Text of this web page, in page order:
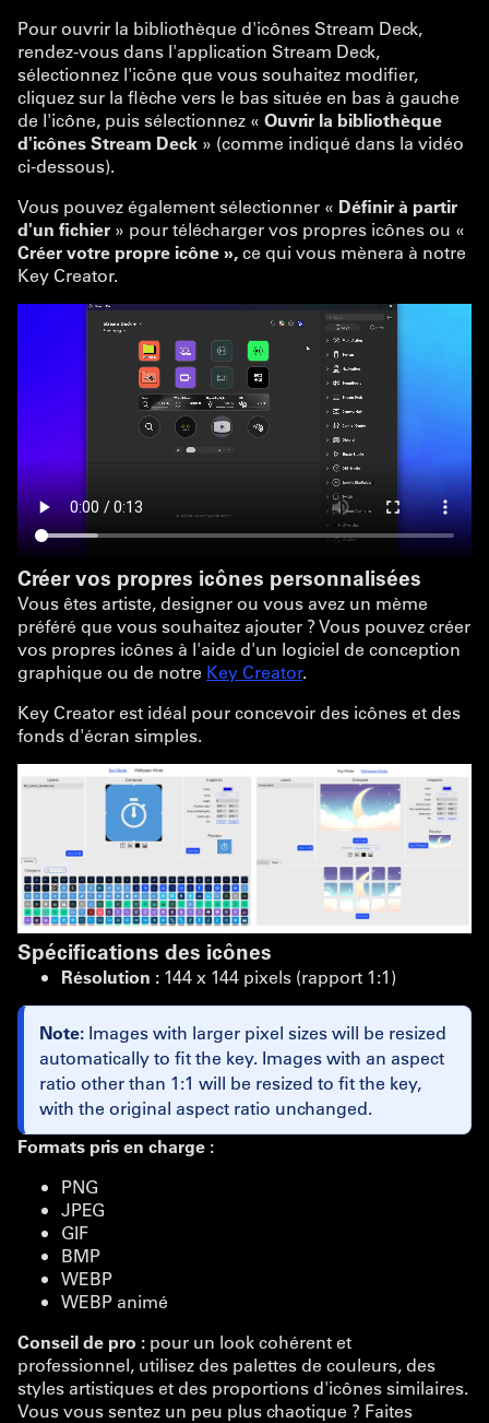
Pour ouvrir la bibliothèque d'icônes Stream Deck,
rendez-vous dans l'application Stream Deck,
sélectionnez l'icône que vous souhaitez modifier,
cliquez sur la flèche vers le bas située en bas à gauche
de l'icône, puis sélectionnez « Ouvrir la bibliothèque
d'icônes Stream Deck » (comme indiqué dans la vidéo
ci-dessous).
Vous pouvez également sélectionner « Définir à partir
d'un fichier » pour télécharger vos propres icônes ou «
Créer votre propre icône »,ce qui vous mènera à notre
Key Creator.
Créer vos propres icônes personnalisées
Vous êtes artiste, designer ou vous avez un mème
préféré que vous souhaitez ajouter ? Vous pouvez créer
vos propres icônes à l'aide d'un logiciel de conception
graphique ou de notre Key Creator.
Key Creator est idéal pour concevoir des icônes et des
fonds d'écran simples.
Spécifications des icônes
Résolution : 144 x 144 pixels (rapport 1:1)
Note: Images with larger pixel sizes will be resized
automatically to fit the key. Images with an aspect
ratio other than 1:1 will be resized to fit the key,
with the original aspect ratio unchanged.
Formats pris en charge :
PNG
JPEG
GIF
BMP
WEBP
WEBP animé
Conseil de pro : pour un look cohérent et
professionnel, utilisez des palettes de couleurs, des
styles artistiques et des proportions d'icônes similaires.
Vous vous sentez un peu plus chaotique ? Faites